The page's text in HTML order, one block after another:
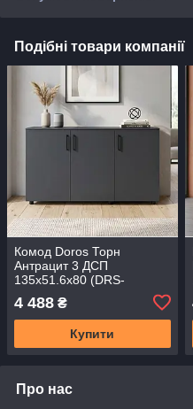
Подібні товари компанії
Комод Doros Торн
Антрацит 3 ДСП
135х51.6х80 (DRS-
4 488 ₴
Купити
Про нас